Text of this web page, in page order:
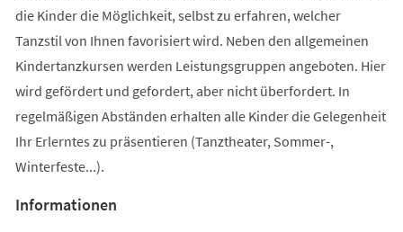
die Kinder die Möglichkeit, selbst zu erfahren, welcher
Tanzstil von Ihnen favorisiert wird. Neben den allgemeinen
Kindertanzkursen werden Leistungsgruppen angeboten. Hier
wird gefördert und gefordert, aber nicht überfordert. In
regelmäßigen Abständen erhalten alle Kinder die Gelegenheit
Ihr Erlerntes zu präsentieren (Tanztheater, Sommer-,
Winterfeste...).
Informationen